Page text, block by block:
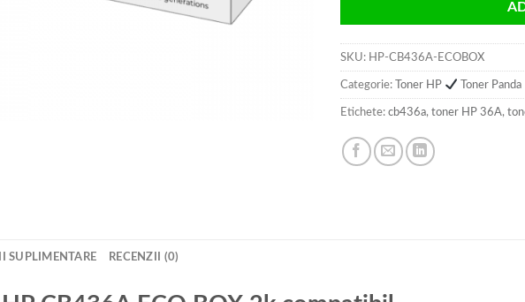
SKU: HP-CB436A-ECOBOX
Categorie: Toner HP Toner Panda
Etichete: cb436a, toner HP 36A,
SUPLIMENTARE RECENZII (0)